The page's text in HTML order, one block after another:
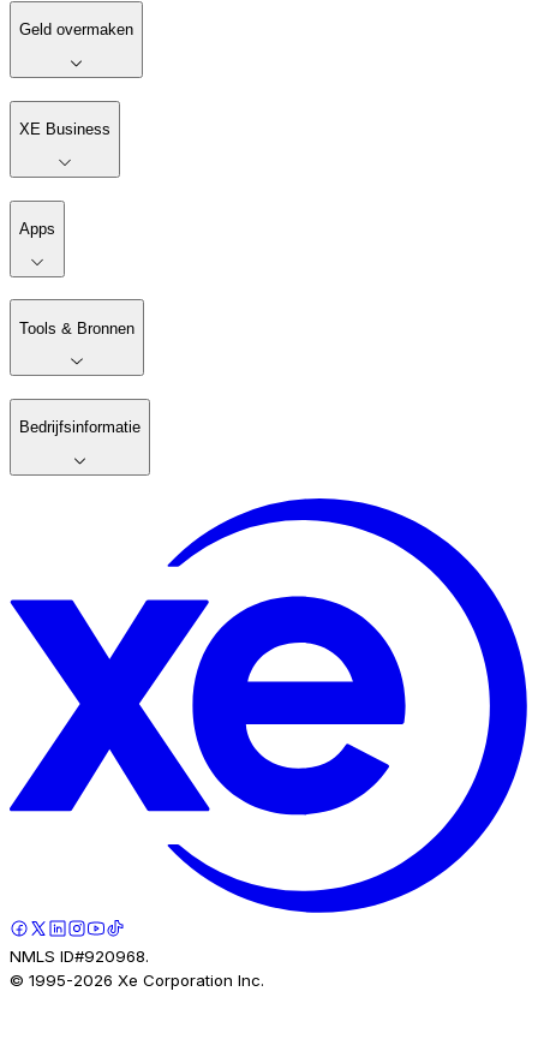
Geld overmaken
XE Business
Apps
Tools & Bronnen
Bedrijfsinformatie
NMLS ID#920968.
© 1995-2026 Xe Corporation Inc.